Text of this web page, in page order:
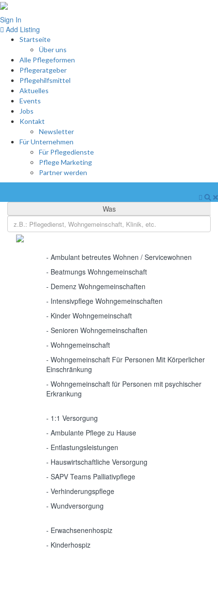
Sign In
Add Listing
Startseite
Über uns
Alle Pflegeformen
Pflegeratgeber
Pflegehilfsmittel
Aktuelles
Events
Jobs
Kontakt
Newsletter
Für Unternehmen
Für Pflegedienste
Pflege Marketing
Partner werden
Was
- Ambulant betreutes Wohnen / Servicewohnen
- Beatmungs Wohngemeinschaft
- Demenz Wohngemeinschaften
- Intensivpflege Wohngemeinschaften
- Kinder Wohngemeinschaft
- Senioren Wohngemeinschaften
- Wohngemeinschaft
- Wohngemeinschaft Für Personen Mit Körperlicher
Einschränkung
- Wohngemeinschaft für Personen mit psychischer
Erkrankung
- 1:1 Versorgung
- Ambulante Pflege zu Hause
- Entlastungsleistungen
- Hauswirtschaftliche Versorgung
- SAPV Teams Palliativpflege
- Verhinderungspflege
- Wundversorgung
- Erwachsenenhospiz
- Kinderhospiz